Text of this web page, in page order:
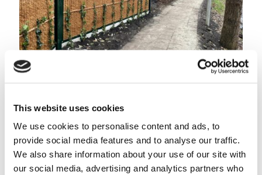
This website uses cookies
We use cookies to personalise content and ads, to
provide social media features and to analyse our traffic.
We also share information about your use of our site with
our social media, advertising and analytics partners who
Kokowall Geluidsscherm – Gouda
Read more